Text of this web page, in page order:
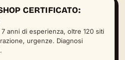
CERTIFICATO:
7 anni di esperienza, oltre 120 siti
urgenze. Diagnosi